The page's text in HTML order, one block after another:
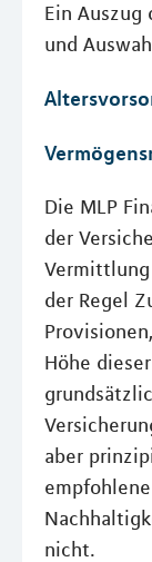
Ein Auszug
und
Die MLP
der
der Regel
Höhe
aber
nicht.